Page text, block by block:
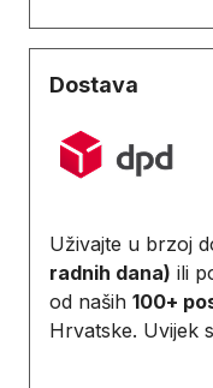
Dostava
Uživajte u brzoj
radnih dana) ili
od naših 100+
Hrvatske. Uvijek